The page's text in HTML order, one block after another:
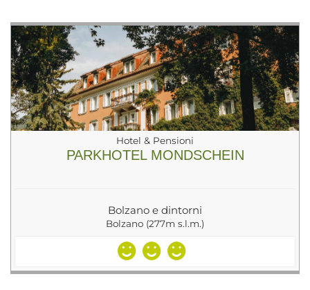
Hotel & Pensioni
PARKHOTEL MONDSCHEIN
Bolzano e dintorni
Bolzano (277m s.l.m.)